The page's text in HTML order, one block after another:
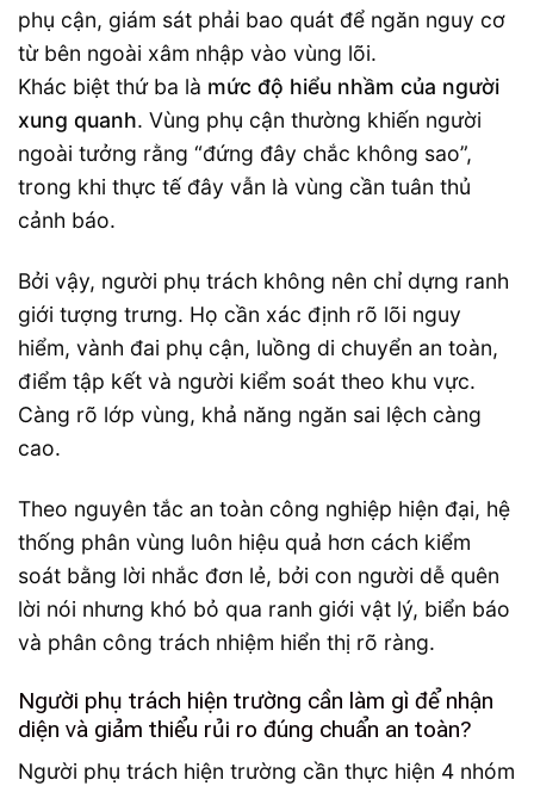
phụ cận, giám sát phải bao quát để ngăn nguy cơ
từ bên ngoài xâm nhập vào vùng lõi.
Khác biệt thứ ba là mức độ hiểu nhầm của người
xung quanh. Vùng phụ cận thường khiến người
ngoài tưởng rằng “đứng đây chắc không sao”,
trong khi thực tế đây vẫn là vùng cần tuân thủ
cảnh báo.
Bởi vậy, người phụ trách không nên chỉ dựng ranh
giới tượng trưng. Họ cần xác định rõ lõi nguy
hiểm, vành đai phụ cận, luồng di chuyển an toàn,
điểm tập kết và người kiểm soát theo khu vực.
Càng rõ lớp vùng, khả năng ngăn sai lệch càng
cao.
Theo nguyên tắc an toàn công nghiệp hiện đại, hệ
thống phân vùng luôn hiệu quả hơn cách kiểm
soát bằng lời nhắc đơn lẻ, bởi con người dễ quên
lời nói nhưng khó bỏ qua ranh giới vật lý, biển báo
và phân công trách nhiệm hiển thị rõ ràng.
Người phụ trách hiện trường cần làm gì để nhận
diện và giảm thiểu rủi ro đúng chuẩn an toàn?
Người phụ trách hiện trường cần thực hiện 4 nhóm